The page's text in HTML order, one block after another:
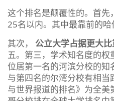
这个排名是颠覆性的。首
25名以内。其中最靠前的哈
其次， 公立大学占据更大
五。第三，学术知名度的权
位居第一名的河滨分校的
与第四名的尔湾分校有相
与世界报道的排名》为全